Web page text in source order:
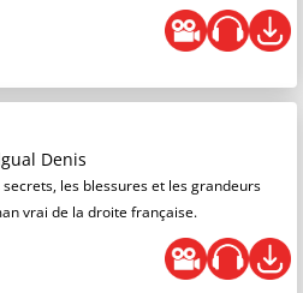
Denis
les blessures et les grandeurs
vrai de la droite française.